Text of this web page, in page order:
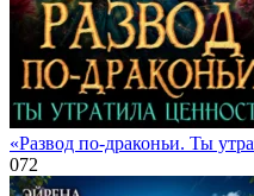
«Развод по-драконьи. Ты
072